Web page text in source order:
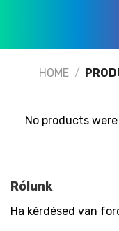
HOME /
No products
Rólunk
Ha kérdésed van